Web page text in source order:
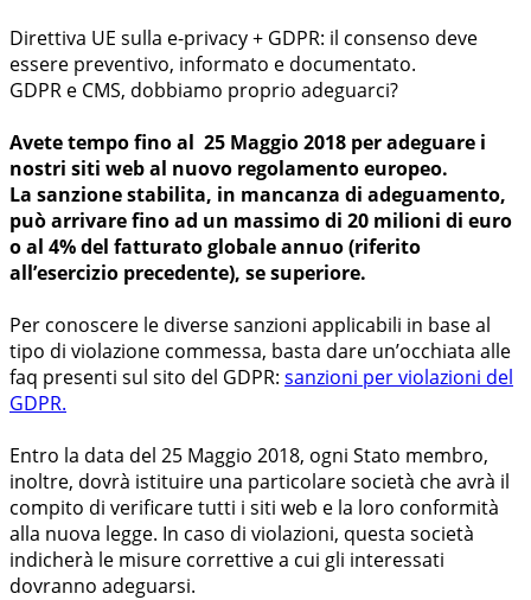
Direttiva UE sulla e-privacy + GDPR: il consenso deve
essere preventivo, informato e documentato.
GDPR e CMS, dobbiamo proprio adeguarci?
Avete tempo fino al 25 Maggio 2018 per adeguare i
nostri siti web al nuovo regolamento europeo.
La sanzione stabilita, in mancanza di adeguamento,
può arrivare fino ad un massimo di 20 milioni di euro
o al 4% del fatturato globale annuo (riferito
all’esercizio precedente), se superiore.
Per conoscere le diverse sanzioni applicabili in base al
tipo di violazione commessa, basta dare un’occhiata alle
faq presenti sul sito del GDPR: sanzioni per violazioni del
GDPR.
Entro la data del 25 Maggio 2018, ogni Stato membro,
inoltre, dovrà istituire una particolare società che avrà il
compito di verificare tutti i siti web e la loro conformità
alla nuova legge. In caso di violazioni, questa società
indicherà le misure correttive a cui gli interessati
dovranno adeguarsi.